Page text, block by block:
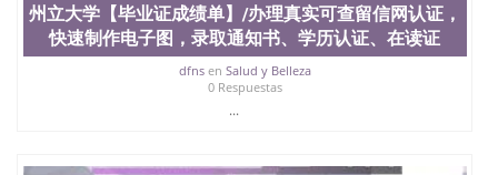
州立大学【毕业证成绩单】/办理真实可查留信网认证，
快速制作电子图，录取通知书、学历认证、在读证
dfnsen Salud y Belleza
0 Respuestas
...